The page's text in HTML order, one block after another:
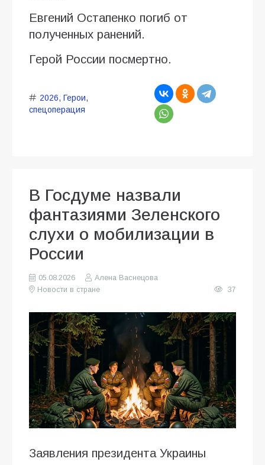
Евгений Остапенко погиб от
полученных ранений.
Герой России посмертно.
2026, Герои,
спецоперация
В Госдуме назвали
фантазиями Зеленского
слухи о мобилизации в
России
05.08.2026
Алена Васнецова
Новости в стране
37
Заявления президента Украины